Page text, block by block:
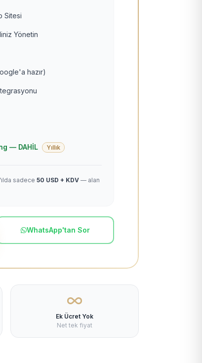
Sitesi
Yönetin
hazır)
— DAHİL Yıllık
sadece 50 USD + KDV — alan
WhatsApp'tan Sor
Ek Ücret Yok
Net tek fiyat